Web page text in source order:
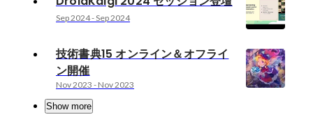
Sep 2024-Sep 2024
技術書典15 オンライン＆オフライ
ン開催
Nov 2023 - Nov 2023
Show more